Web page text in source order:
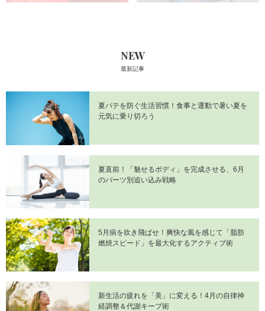
NEW
最新記事
夏バテを防ぐ生活習慣！食事と運動で暑い夏を
元気に乗り切ろう
夏直前！「魅せるボディ」を完成させる、6月
のパーツ別追い込み戦略
5月病を吹き飛ばせ！爽快な風を感じて「脂肪
燃焼スピード」を最大化するアクティブ術
新生活の疲れを「美」に変える！4月の自律神
経調整＆代謝キープ術